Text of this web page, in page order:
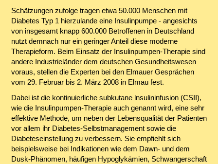
Schätzungen zufolge tragen etwa 50.000 Menschen mit
Diabetes Typ 1 hierzulande eine Insulinpumpe - angesichts
von insgesamt knapp 600.000 Betroffenen in Deutschland
nutzt demnach nur ein geringer Anteil diese moderne
Therapieform. Beim Einsatz der Insulinpumpen-Therapie sind
andere Industrieländer dem deutschen Gesundheitswesen
voraus, stellen die Experten bei den Elmauer Gesprächen
vom 29. Februar bis 2. März 2008 in Elmau fest.
Dabei ist die kontinuierliche subkutane lnsulininfusion (CSII),
wie die Insulinpumpen-Therapie auch genannt wird, eine sehr
effektive Methode, um neben der Lebensqualität der Patienten
vor allem ihr Diabetes-Selbstmanagement sowie die
Diabeteseinstellung zu verbessern. Sie empfiehlt sich
beispielsweise bei Indikationen wie dem Dawn- und dem
Dusk-Phänomen, häufigen Hypoglykämien, Schwangerschaft